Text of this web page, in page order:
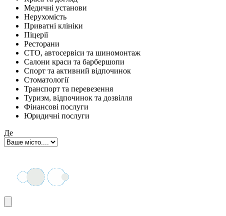
Медичні установи
Нерухомість
Приватні клініки
Піцерії
Ресторани
СТО, автосервіси та шиномонтаж
Салони краси та барбершопи
Спорт та активний відпочинок
Стоматології
Транспорт та перевезення
Туризм, відпочинок та дозвілля
Фінансові послуги
Юридичні послуги
Де